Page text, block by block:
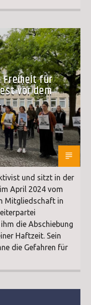
Freiheit für
vor dem
und sitzt in der
April 2024 vom
Mitgliedschaft in
die Abschiebung
Haftzeit. Sein
die Gefahren für